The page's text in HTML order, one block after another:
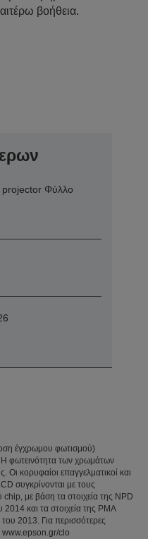
βοήθεια.
Φύλλο
έγχρωμου φωτισμού)
φωτεινότητα των χρωμάτων
Οι κορυφαίοι επαγγελματικοί και
συγκρίνονται με τους
με βάση τα στοιχεία της NPD
και τα στοιχεία της PMA
2013. Για περισσότερες
www.epson.gr/clo